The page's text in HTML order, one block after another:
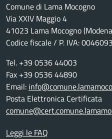
Comune di Lama Mocogno
Via XXIV Maggio 4
41023 Lama Mocogno
Codice fiscale / P. IVA:
Tel. +39 0536 44003
Fax +39 0536 44890
Email:
Posta Elettronica Certificata
Leggi le FAQ